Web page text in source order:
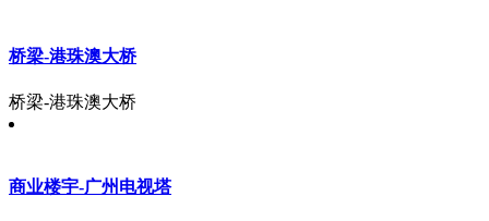
桥梁-港珠澳大桥
桥梁-港珠澳大桥
商业楼宇-广州电视塔